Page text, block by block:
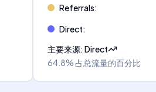
Referrals:
Direct:
主要来源:Direct
64.8%占总流量的百分比